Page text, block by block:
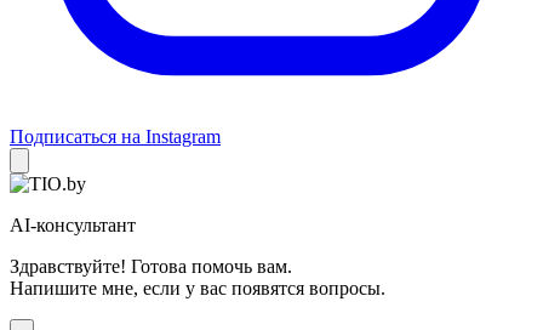
Подписаться на Instagram
AI-консультант
Здравствуйте! Готова помочь вам.
Напишите мне, если у вас появятся вопросы.